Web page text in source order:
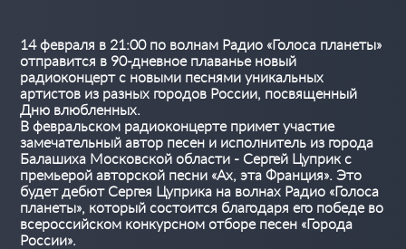
14 февраля в 21:00 по волнам Радио «Голоса планеты»
отправится в 90-дневное плаванье новый
радиоконцерт с новыми песнями уникальных
артистов из разных городов России, посвященный
Дню влюбленных.
В февральском радиоконцерте примет участие
замечательный автор песен и исполнитель из города
Балашиха Московской области - Сергей Цуприк с
премьерой авторской песни «Ах, эта Франция». Это
будет дебют Сергея Цуприка на волнах Радио «Голоса
планеты», который состоится благодаря его победе во
всероссийском конкурсном отборе песен «Города
России».